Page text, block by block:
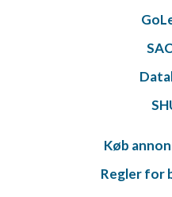
Køb
Regler for